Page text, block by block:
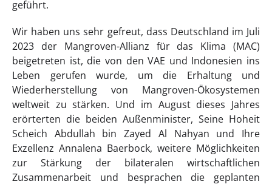
geführt.
Wir haben uns sehr gefreut, dass Deutschland im Juli
2023 der Mangroven-Allianz für das Klima (MAC)
beigetreten ist, die von den VAE und Indonesien ins
Leben gerufen wurde, um die Erhaltung und
Wiederherstellung von Mangroven-Ökosystemen
weltweit zu stärken. Und im August dieses Jahres
erörterten die beiden Außenminister, Seine Hoheit
Scheich Abdullah bin Zayed Al Nahyan und Ihre
Exzellenz Annalena Baerbock, weitere Möglichkeiten
zur Stärkung der bilateralen wirtschaftlichen
Zusammenarbeit und besprachen die geplanten